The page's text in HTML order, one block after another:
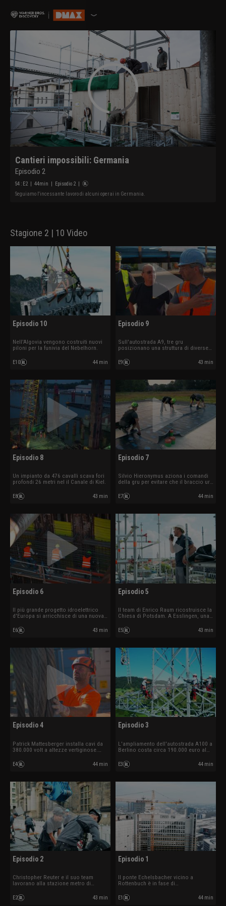
Cantieri impossibili: Germania
Episodio 2
S4 : E2 | 44min | Episodio 2 |
Seguiamo l'incessante lavoro di alcuni operai in Germania.
Stagione 2 | 10 Video
Episodio 10
Nell'Algovia vengono costruiti nuovi
piloni per la funivia del Nebelhorn.
E10 44 min
Episodio 9
Sull'autostrada A9, tre gru
posizionano una struttura di diverse
E9 43 min
Episodio 8
Un impianto da 476 cavalli scava fori
profondi 26 metri nel il Canale di Kiel.
E8 43 min
Episodio 7
Silvio Hieronymus aziona i comandi
della gru per evitare che il braccio urti
Vitalis Lange sta montando una casa
prefabbricata nel Münsterland.
realizzando un canale di riflusso.
E7 44 min
Episodio 6
Il più grande progetto idroelettrico
d'Europa si arricchisce di una nuova
demolisce una centrale elettrica di 34
metri a Dachau. Frank Thumser monta
E6 43 min
Episodio 5
Il team di Enrico Raum ricostruisce la
Chiesa di Potsdam. A Esslingen, una
funzionare. La squadra di 41 persone
di Christian Karwath demolisce i
E5 43 min
Episodio 4
Patrick Mattesberger installa cavi da
380.000 volt a altezze vertiginose.
trivella da 95 tonnellate per la
realizzazione di un tunnel destinato al
E4 44 min
Episodio 3
L'ampliamento dell'autostrada A100 a
Berlino costa circa 190.000 euro al
operai stanno rinnovando la linea
elettrica più antica del mondo. Sandro
E3 44 min
Episodio 2
Christopher Reuter e il suo team
lavorano alla stazione metro di
E2 43 min
Episodio 1
Il ponte Echelsbacher vicino a
Rottenbuch è in fase di
E1 44 min